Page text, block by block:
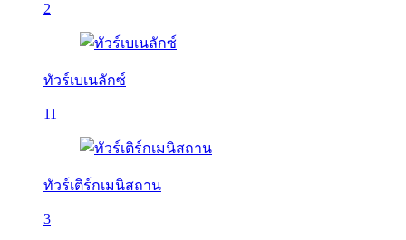
2
ทัวร์เบเนลักซ์
11
ทัวร์เติร์กเมนิสถาน
3